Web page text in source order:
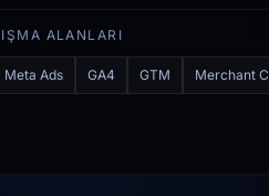
ALANLARI
Meta Ads GA4 GTM Merchant